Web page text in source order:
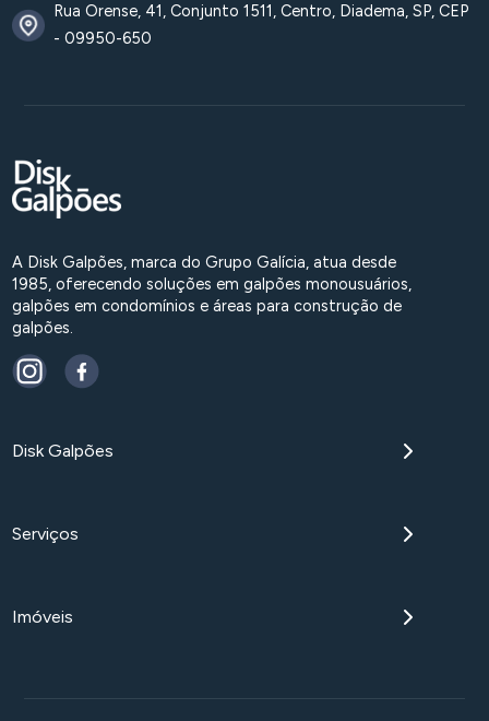
Rua Orense, 41, Conjunto 1511, Centro, Diadema, SP, CEP
- 09950-650
A Disk Galpões, marca do Grupo Galícia, atua desde
1985, oferecendo soluções em galpões monousuários,
galpões em condomínios e áreas para construção de
galpões.
Disk Galpões
Serviços
Imóveis